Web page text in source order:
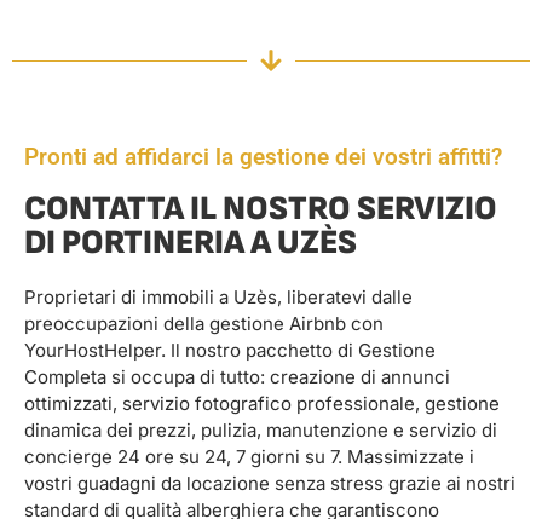
Pronti ad affidarci la gestione dei vostri affitti?
CONTATTA IL NOSTRO SERVIZIO
DI PORTINERIA A UZÈS
Proprietari di immobili a Uzès, liberatevi dalle
preoccupazioni della gestione Airbnb con
YourHostHelper. Il nostro pacchetto di Gestione
Completa si occupa di tutto: creazione di annunci
ottimizzati, servizio fotografico professionale, gestione
dinamica dei prezzi, pulizia, manutenzione e servizio di
concierge 24 ore su 24, 7 giorni su 7. Massimizzate i
vostri guadagni da locazione senza stress grazie ai nostri
standard di qualità alberghiera che garantiscono